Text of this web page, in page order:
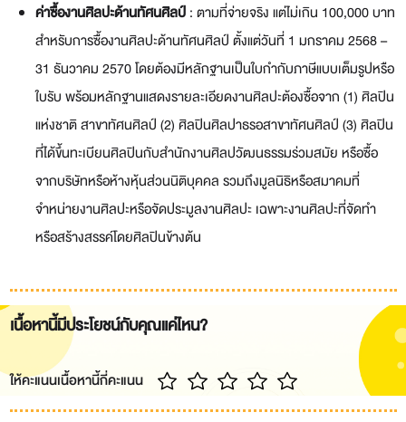
ค่าซื้องานศิลปะด้านทัศนศิลป์: ตามที่จ่ายจริง แต่ไม่เกิน 100,000 บาท
สำหรับการซื้องานศิลปะด้านทัศนศิลป์ ตั้งแต่วันที่ 1 มกราคม 2568 –
31 ธันวาคม 2570 โดยต้องมีหลักฐานเป็นใบกำกับภาษีแบบเต็มรูปหรือ
ใบรับ พร้อมหลักฐานแสดงรายละเอียดงานศิลปะต้องซื้อจาก (1) ศิลปิน
แห่งชาติ สาขาทัศนศิลป์ (2) ศิลปินศิลปาธรอสาขาทัศนศิลป์ (3) ศิลปิน
ที่ได้ขึ้นทะเบียนศิลปินกับสำนักงานศิลปวัฒนธรรมร่วมสมัย หรือซื้อ
จากบริษัทหรือห้างหุ้นส่วนนิติบุคคล รวมถึงมูลนิธิหรือสมาคมที่
จำหน่ายงานศิลปะหรือจัดประมูลงานศิลปะ เฉพาะงานศิลปะที่จัดทำ
หรือสร้างสรรค์โดยศิลปินข้างต้น
เนื้อหานี้มีประโยชน์กับคุณแค่ไหน?
ให้คะแนนเนื้อหานี้กี่คะแนน